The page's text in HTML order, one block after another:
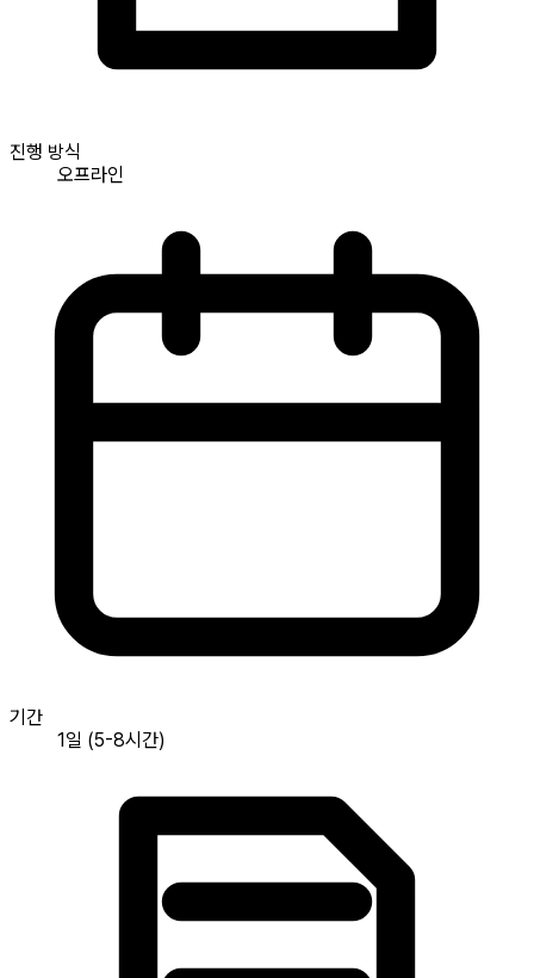
진행 방식
오프라인
기간
1일 (5-8시간)